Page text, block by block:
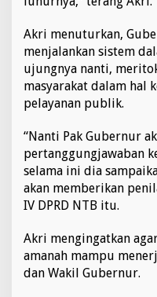
Akri menuturkan,
menjalankan sistem
ujungnya nanti,
masyarakat dalam hal
pelayanan publik.
“Nanti Pak Gubernur
pertanggungjawaban
selama ini dia
akan memberikan
IV DPRD NTB itu.
Akri mengingatkan
amanah mampu
dan Wakil Gubernur.